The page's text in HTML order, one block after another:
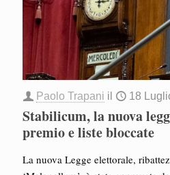
Paolo Trapani il 18
Stabilicum, la nuova
premio e liste bloccate
La nuova Legge elettorale,